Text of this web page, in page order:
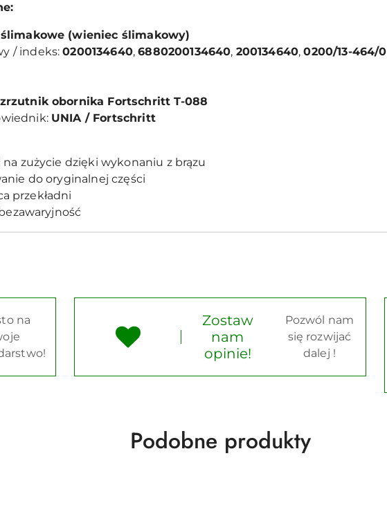
ślimakowe (wieniec ślimakowy)
/ indeks:0200134640,6880200134640, 200134640,0200/13-464/0
obornika Fortschritt T-088
UNIA / Fortschritt
zużycie dzięki wykonaniu z brązu
do oryginalnej części
przekładni
na
Zostaw
nam
opinie!
Pozwól nam
się rozwijać
dalej !
Produkty
Podobne produkty